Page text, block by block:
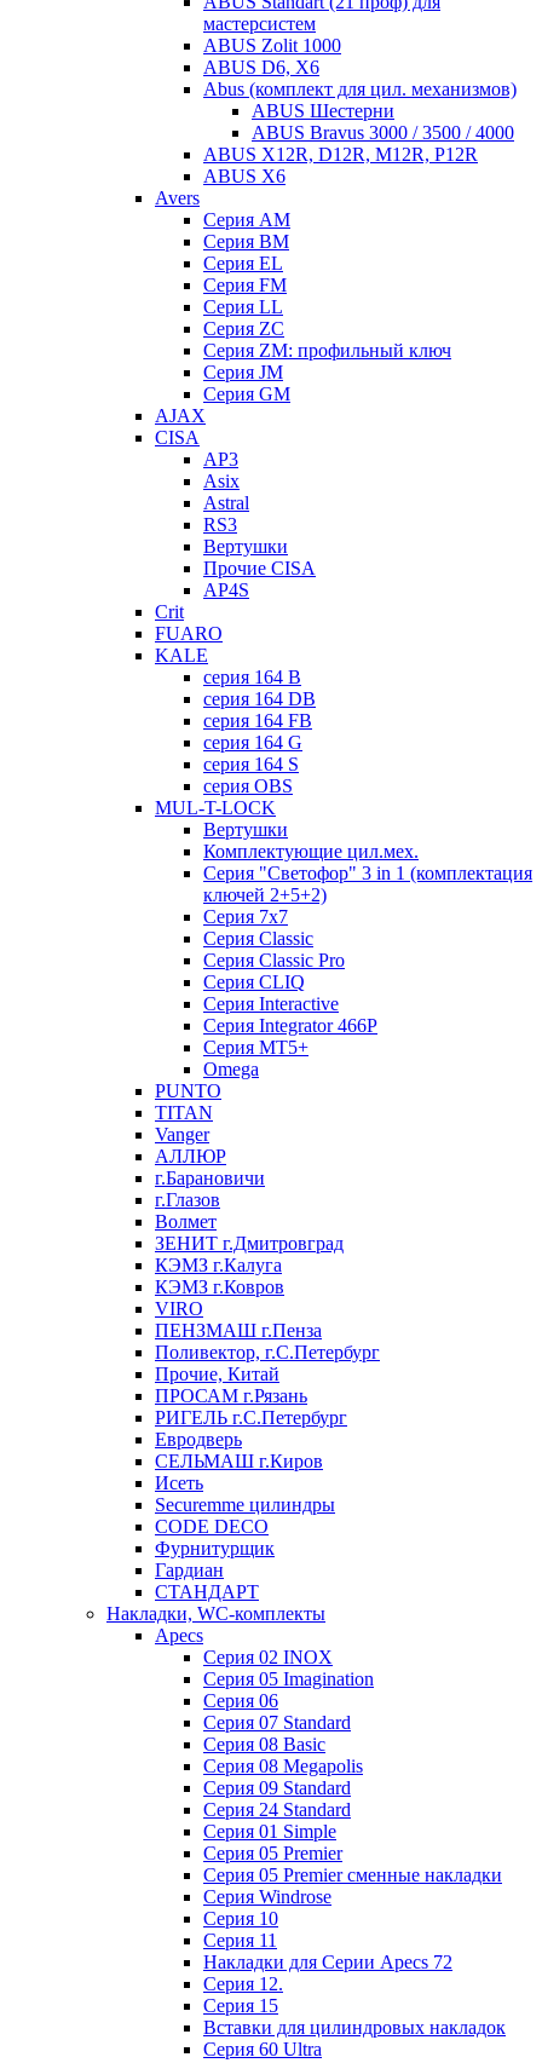
мастерсистем
ABUS Zolit 1000
ABUS D6, X6
Abus (комплект для цил. механизмов)
ABUS Шестерни
ABUS Bravus 3000 / 3500 / 4000
ABUS X12R, D12R, M12R, P12R
ABUS X6
Avers
Серия AM
Серия BM
Серия EL
Серия FM
Серия LL
Серия ZC
Серия ZM: профильный ключ
Серия JM
Серия GM
AJAX
CISA
AP3
Asix
Astral
RS3
Вертушки
Прочие CISA
AP4S
Crit
FUARO
KALE
серия 164 B
серия 164 DB
серия 164 FB
серия 164 G
серия 164 S
серия OBS
MUL-T-LOCK
Вертушки
Комплектующие цил.мех.
Серия "Светофор" 3 in 1 (комплектация
ключей 2+5+2)
Серия 7х7
Серия Classic
Серия Classic Pro
Серия CLIQ
Серия Interactive
Серия Integrator 466P
Серия MT5+
Omega
PUNTO
TITAN
Vanger
АЛЛЮР
г.Барановичи
г.Глазов
Волмет
ЗЕНИТ г.Дмитровград
КЭМЗ г.Калуга
КЭМЗ г.Ковров
VIRO
ПЕНЗМАШ г.Пенза
Поливектор, г.С.Петербург
Прочие, Китай
ПРОСАМ г.Рязань
РИГЕЛЬ г.С.Петербург
Евродверь
СЕЛЬМАШ г.Киров
Исеть
Securemme цилиндры
CODE DECO
Фурнитурщик
Гардиан
СТАНДАРТ
Накладки, WC-комплекты
Apecs
Cерия 02 INOX
Cерия 05 Imagination
Cерия 06
Cерия 07 Standard
Cерия 08 Basic
Cерия 08 Megapolis
Cерия 09 Standard
Cерия 24 Standard
Серия 01 Simple
Серия 05 Premier
Серия 05 Premier сменные накладки
Cерия Windrose
Серия 10
Серия 11
Накладки для Серии Apecs 72
Серия 12.
Серия 15
Вставки для цилиндровых накладок
Серия 60 Ultra